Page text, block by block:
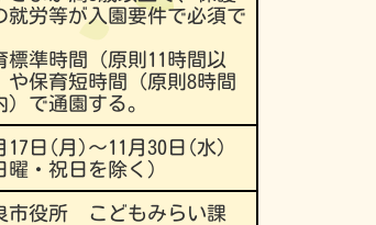
就労等が入園要件で必須で
標準時間（原則11時間以
や保育短時間（原則8時間
）で通園する。
17日(月)～11月30日(水)
曜・祝日を除く）
市役所 こどもみらい課